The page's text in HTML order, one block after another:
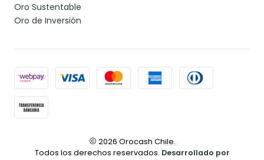
Oro Sustentable
Oro de Inversión
2026 Orocash Chile.
Todos los derechos reservados. Desarrollado por